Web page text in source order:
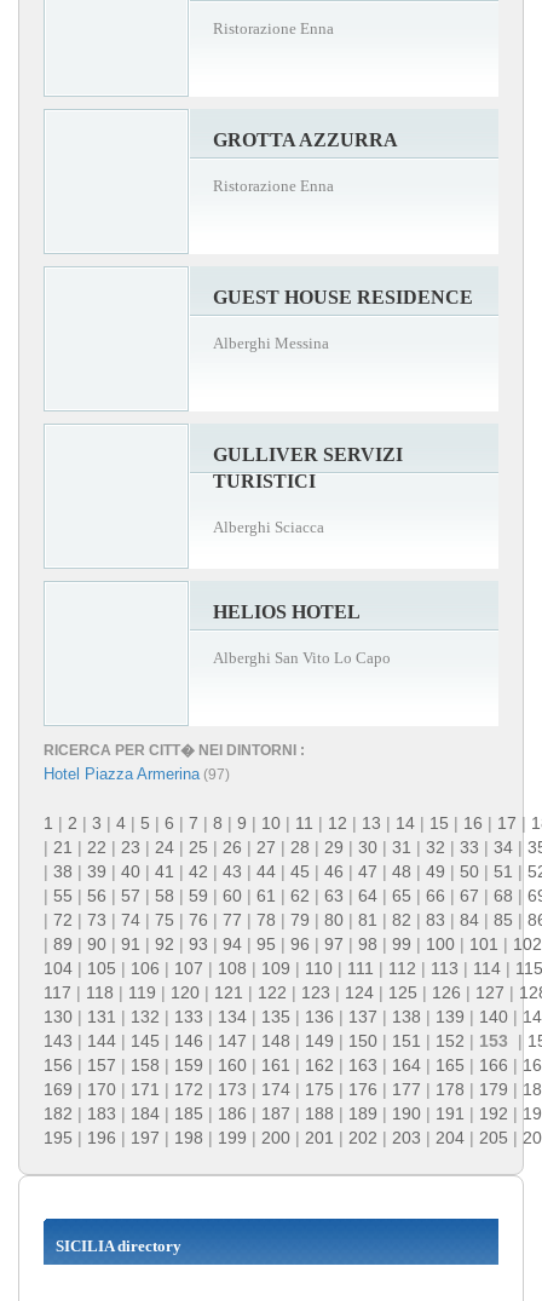
Ristorazione Enna
GROTTA AZZURRA
Ristorazione Enna
GUEST HOUSE RESIDENCE
Alberghi Messina
GULLIVER SERVIZI
TURISTICI
Alberghi Sciacca
HELIOS HOTEL
Alberghi San Vito Lo Capo
RICERCA PER CITT� NEI DINTORNI :
Hotel Piazza Armerina(97)
1 | 2 | 3 | 4 | 5 | 6 | 7 | 8 | 9 | 10 | 11 | 12 | 13 | 14 | 15 | 16 | 17 |
| 21 | 22 | 23 | 24 | 25 | 26 | 27 | 28 | 29 | 30 | 31 | 32 | 33 | 34 |
| 38 | 39 | 40 | 41 | 42 | 43 | 44 | 45 | 46 | 47 | 48 | 49 | 50 | 51 |
| 55 | 56 | 57 | 58 | 59 | 60 | 61 | 62 | 63 | 64 | 65 | 66 | 67 | 68 |
| 72 | 73 | 74 | 75 | 76 | 77 | 78 | 79 | 80 | 81 | 82 | 83 | 84 | 85 |
| 89 | 90 | 91 | 92 | 93 | 94 | 95 | 96 | 97 | 98 | 99 | 100 | 101 | 102
104 | 105 | 106 | 107 | 108 | 109 | 110 | 111 | 112 | 113 | 114 | 115
117 | 118 | 119 | 120 | 121 | 122 | 123 | 124 | 125 | 126 | 127 |
130 | 131 | 132 | 133 | 134 | 135 | 136 | 137 | 138 | 139 | 140 |
143 | 144 | 145 | 146 | 147 | 148 | 149 | 150 | 151 | 152 | 153 |
156 | 157 | 158 | 159 | 160 | 161 | 162 | 163 | 164 | 165 | 166 |
169 | 170 | 171 | 172 | 173 | 174 | 175 | 176 | 177 | 178 | 179 |
182 | 183 | 184 | 185 | 186 | 187 | 188 | 189 | 190 | 191 | 192 |
195 | 196 | 197 | 198 | 199 | 200 | 201 | 202 | 203 | 204 | 205 |
SICILIA directory